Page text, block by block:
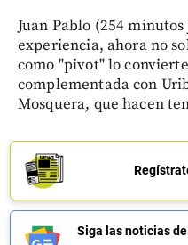
Juan Pablo (254
experiencia, ahora no
como "pivot" lo
complementada con
Mosquera, que hacen
Siga las noticias de